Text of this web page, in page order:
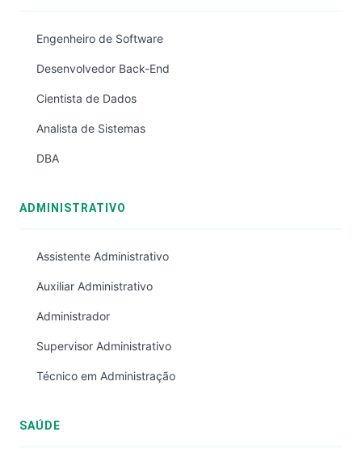
Engenheiro de Software
Desenvolvedor Back-End
Cientista de Dados
Analista de Sistemas
DBA
ADMINISTRATIVO
Assistente Administrativo
Auxiliar Administrativo
Administrador
Supervisor Administrativo
Técnico em Administração
SAÚDE